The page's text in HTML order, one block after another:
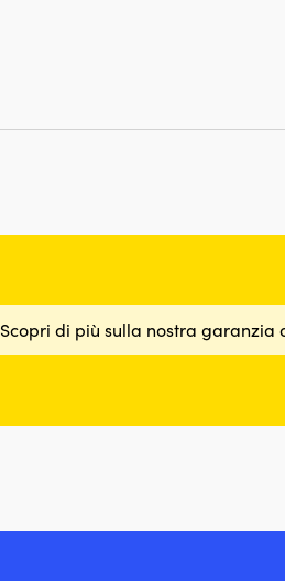
Scopri di più sulla nostra garanzia